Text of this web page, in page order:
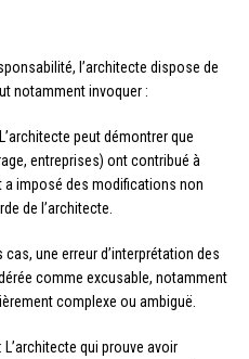
l’architecte dispose de
notamment invoquer :
peut démontrer que
entreprises) ont contribué à
a imposé des modifications non
de l’architecte.
cas, une erreur d’interprétation des
comme excusable, notamment
complexe ou ambiguë.
: L’architecte qui prouve avoir